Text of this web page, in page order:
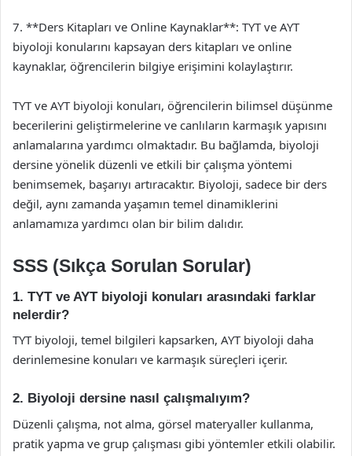
7. **Ders Kitapları ve Online Kaynaklar**: TYT ve AYT
biyoloji konularını kapsayan ders kitapları ve online
kaynaklar, öğrencilerin bilgiye erişimini kolaylaştırır.
TYT ve AYT biyoloji konuları, öğrencilerin bilimsel düşünme
becerilerini geliştirmelerine ve canlıların karmaşık yapısını
anlamalarına yardımcı olmaktadır. Bu bağlamda, biyoloji
dersine yönelik düzenli ve etkili bir çalışma yöntemi
benimsemek, başarıyı artıracaktır. Biyoloji, sadece bir ders
değil, aynı zamanda yaşamın temel dinamiklerini
anlamamıza yardımcı olan bir bilim dalıdır.
SSS (Sıkça Sorulan Sorular)
1. TYT ve AYT biyoloji konuları arasındaki farklar
nelerdir?
TYT biyoloji, temel bilgileri kapsarken, AYT biyoloji daha
derinlemesine konuları ve karmaşık süreçleri içerir.
2. Biyoloji dersine nasıl çalışmalıyım?
Düzenli çalışma, not alma, görsel materyaller kullanma,
pratik yapma ve grup çalışması gibi yöntemler etkili olabilir.